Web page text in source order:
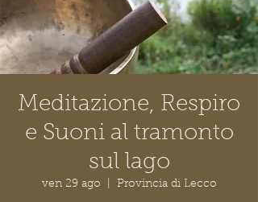
Meditazione, Respiro
e Suoni al tramonto
sul lago
ven 29 ago Provincia di Lecco